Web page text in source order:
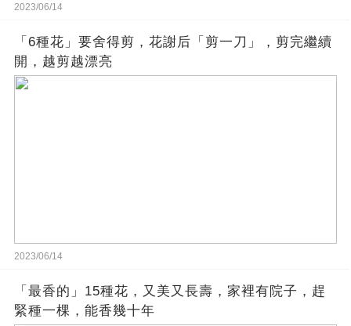
2023/06/14
「6種花」要舍得剪，花謝后「剪一刀」，剪完繼續
開，越剪越漂亮
2023/06/14
「最香的」15種花，又美又長壽，家裡有院子，趕
緊種一棵，能香幾十年